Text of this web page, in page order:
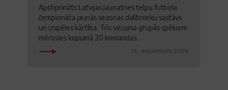
Apstiprināts Latvijas Jaunatnes telpu futbola
čempionāta jaunās sezonas dalībnieku sastāvs
un izspēles kārtība. Trīs vecuma grupās spēkiem
mērosies kopumā 20 komandas...
16. decembris 2025.